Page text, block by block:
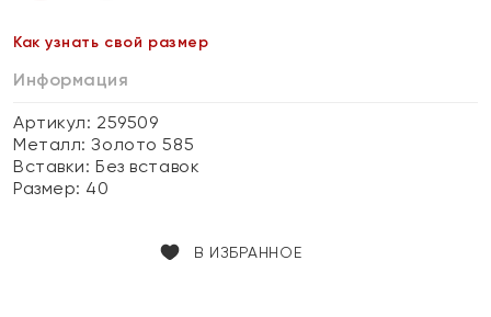
Как узнать свой размер
Информация
Артикул: 259509
Металл:Золото 585
Вставки:Без вставок
Размер: 40
В ИЗБРАННОЕ